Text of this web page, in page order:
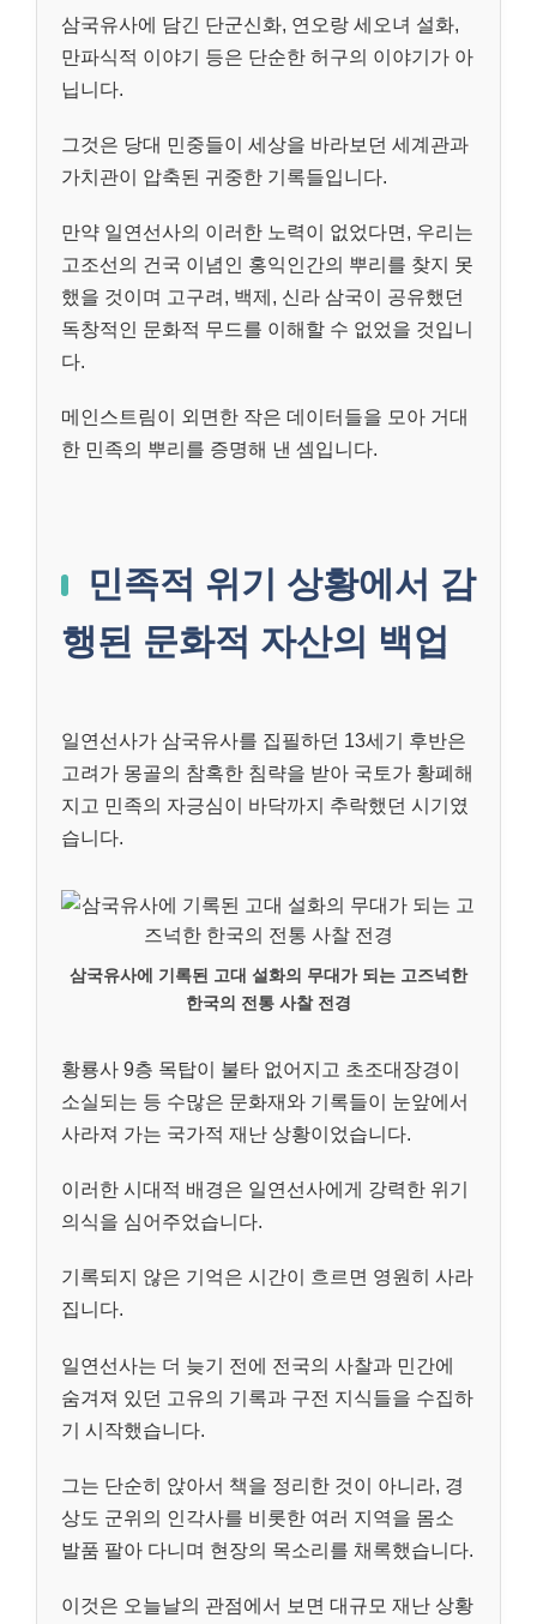
삼국유사에 담긴 단군신화, 연오랑 세오녀 설화,
만파식적 이야기 등은 단순한 허구의 이야기가 아
닙니다.
그것은 당대 민중들이 세상을 바라보던 세계관과
가치관이 압축된 귀중한 기록들입니다.
만약 일연선사의 이러한 노력이 없었다면, 우리는
고조선의 건국 이념인 홍익인간의 뿌리를 찾지 못
했을 것이며 고구려, 백제, 신라 삼국이 공유했던
독창적인 문화적 무드를 이해할 수 없었을 것입니
다.
메인스트림이 외면한 작은 데이터들을 모아 거대
한 민족의 뿌리를 증명해 낸 셈입니다.
민족적 위기 상황에서 감
행된 문화적 자산의 백업
일연선사가 삼국유사를 집필하던 13세기 후반은
고려가 몽골의 참혹한 침략을 받아 국토가 황폐해
지고 민족의 자긍심이 바닥까지 추락했던 시기였
습니다.
삼국유사에 기록된 고대 설화의 무대가 되는 고즈넉한
한국의 전통 사찰 전경
황룡사 9층 목탑이 불타 없어지고 초조대장경이
소실되는 등 수많은 문화재와 기록들이 눈앞에서
사라져 가는 국가적 재난 상황이었습니다.
이러한 시대적 배경은 일연선사에게 강력한 위기
의식을 심어주었습니다.
기록되지 않은 기억은 시간이 흐르면 영원히 사라
집니다.
일연선사는 더 늦기 전에 전국의 사찰과 민간에
숨겨져 있던 고유의 기록과 구전 지식들을 수집하
기 시작했습니다.
그는 단순히 앉아서 책을 정리한 것이 아니라, 경
상도 군위의 인각사를 비롯한 여러 지역을 몸소
발품 팔아 다니며 현장의 목소리를 채록했습니다.
이것은 오늘날의 관점에서 보면 대규모 재난 상황